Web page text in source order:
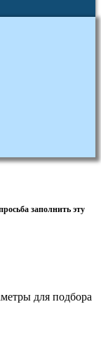
заполнить эту
для подбора